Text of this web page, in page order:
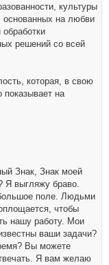
культуры
на любви
решений со всей
которая, в свою
на
Знак, Знак моей
Я выгляжу браво.
поле. Людьми
чтобы
нашу работу. Мои
ваши задачи?
Вы можете
Я вам желаю